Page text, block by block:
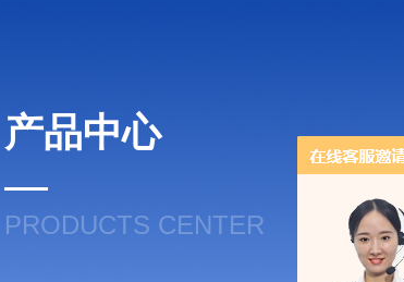
产品中心
PRODUCTS CENTER